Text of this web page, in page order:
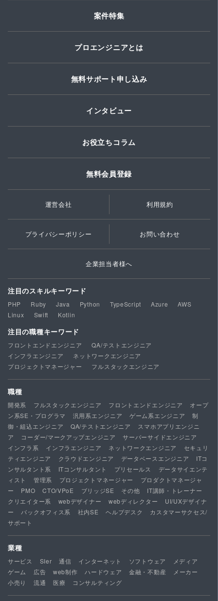
案件特集
プロエンジニアとは
無料サポート申し込み
インタビュー
お役立ちコラム
無料会員登録
運営会社 利用規約
プライバシーポリシー お問い合わせ
企業担当者様へ
注目のスキルキーワード
PHP Ruby Java Python TypeScript Azure
AWS
Linux
Swift Kotlin
注目の職種キーワード
フロントエンドエンジニア
QA/テストエンジニア
インフラエンジニア
ネットワークエンジニア
プロジェクトマネージャー
フルスタックエンジニア
職種
開発系 フルスタックエンジニア フロントエンドエンジニア
オープ
ン系SE・プログラマ
汎用系エンジニア ゲーム系エンジニア
制
御・組込エンジニア
QA/テストエンジニア
スマホアプリエンジニ
ア
コーダー/マークアップエンジニア
サーバーサイドエンジニア
インフラ系
インフラエンジニア ネットワークエンジニア
セキュリ
ティエンジニア
クラウドエンジニア データベースエンジニア
ITコ
ンサルタント系
ITコンサルタント プリセールス
データサイエンテ
ィスト
管理系 プロジェクトマネージャー
プロダクトマネージャ
ー
PMO CTO/VPoE ブリッジSE その他
IT講師・トレーナー
クリエイター系
webデザイナー webディレクター
UI/UXデザイナ
ー
バックオフィス系 社内SE ヘルプデスク
カスタマーサクセス/
サポート
業種
サービス SIer 通信 インターネット ソフトウェア
メディア
ゲーム
広告 web制作 ハードウェア 金融・不動産
メーカー
小売り
流通 医療 コンサルティング